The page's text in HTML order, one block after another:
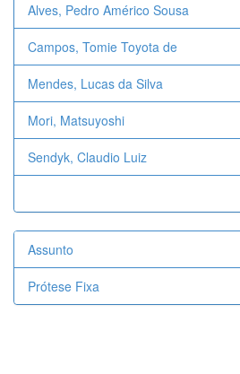
Alves, Pedro Américo Sousa
Campos, Tomie Toyota de
Mendes, Lucas da Silva
Mori, Matsuyoshi
Sendyk, Claudio Luiz
Assunto
Prótese Fixa